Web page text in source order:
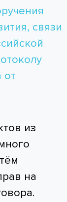
связи
от
из
на